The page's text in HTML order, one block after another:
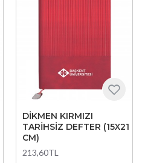
DİKMEN KIRMIZI
TARİHSİZ DEFTER (15X21
CM)
213,60TL